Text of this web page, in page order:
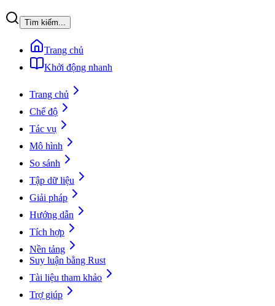
Tìm kiếm...
Trang chủ
Khởi động nhanh
Trang chủ
Chế độ
Tác vụ
Mô hình
So sánh
Tập dữ liệu
Giải pháp
Hướng dẫn
Tích hợp
Nền tảng
Suy luận bằng Rust
Tài liệu tham khảo
Trợ giúp